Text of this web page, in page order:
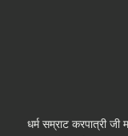
धर्म सम्राट करपात्री